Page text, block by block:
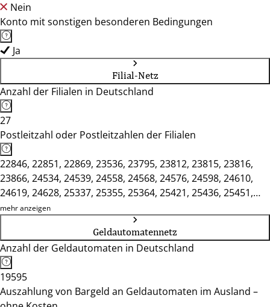
Nein
Konto mit sonstigen besonderen Bedingungen
Ja
Filial-Netz
Anzahl der Filialen in Deutschland
27
Postleitzahl oder Postleitzahlen der Filialen
22846, 22851, 22869, 23536, 23795, 23812, 23815, 23816,
23866, 24534, 24539, 24558, 24568, 24576, 24598, 24610,
24619, 24628, 25337, 25355, 25364, 25421, 25436, 25451,
25462, 25469, 25474, 25479, 25488, 27498
mehr anzeigen
Geldautomatennetz
Anzahl der Geldautomaten in Deutschland
19595
Auszahlung von Bargeld an Geldautomaten im Ausland –